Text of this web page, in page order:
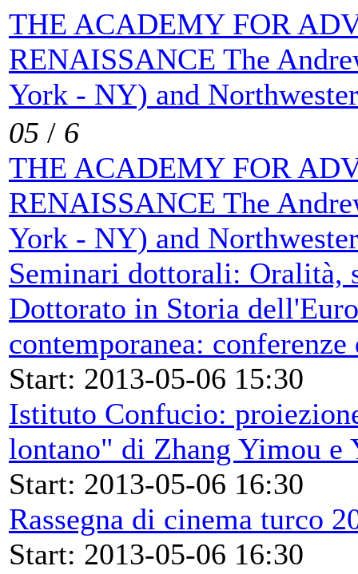
THE ACADEMY FOR
RENAISSANCE The
York - NY) and
05 / 6
THE ACADEMY FOR
RENAISSANCE The
York - NY) and
Seminari dottorali: Oralità,
Dottorato in Storia
contemporanea:
Start: 2013-05-06 15:30
Istituto Confucio:
lontano" di Zhang Yimou e
Start: 2013-05-06 16:30
Rassegna di cinema turco
Start: 2013-05-06 16:30